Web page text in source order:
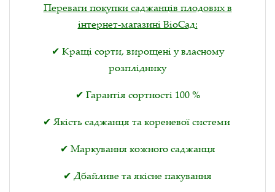
Переваги покупки саджанців плодових в
інтернет-магазині ВіоСад:
✔ Кращі сорти, вирощені у власному
розпліднику
✔ Гарантія сортності 100 %
✔ Якість саджанця та кореневої системи
✔ Маркування кожного саджанця
✔ Дбайливе та якісне пакування